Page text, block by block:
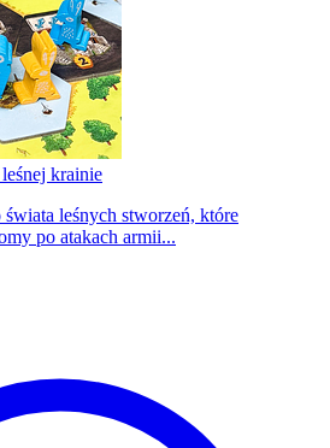
krainie
leśnych stworzeń, które
po atakach armii...